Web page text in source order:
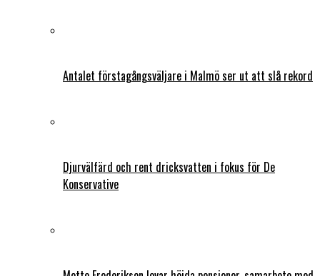
Antalet förstagångsväljare i Malmö ser ut att slå rekord
Djurvälfärd och rent dricksvatten i fokus för De
Konservative